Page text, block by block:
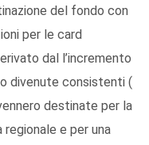
del fondo con
per le card
dal l’incremento
divenute consistenti (
destinate per la
e per una